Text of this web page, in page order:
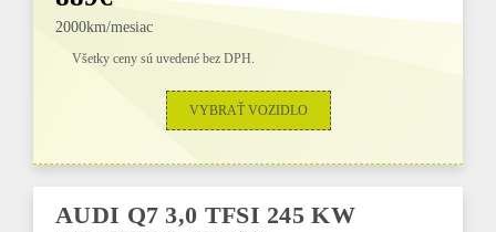
2000km/mesiac
Všetky ceny sú uvedené bez DPH.
VYBRAŤ VOZIDLO
AUDI Q7 3,0 TFSI 245 KW